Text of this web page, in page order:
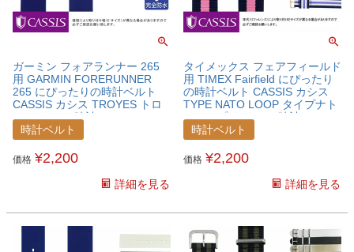
ガーミン フォアランナー 265
用 GARMIN FORERUNNER
265 にぴったりの時計ベルト
CASSIS カシス TROYES トロ
ワ シリコン 時計ベルト
U0100465GAMFRN
時計ベルト
価格 ¥2,200
詳細を見る
タイメックス フェアフィールド
用 TIMEX Fairfield にぴったり
の時計ベルト CASSIS カシス
TYPE NATO LOOP タイプナト
ーループ ナイロン 時計ベルト
X0037A74TMXFFD
時計ベルト
価格 ¥2,200
詳細を見る